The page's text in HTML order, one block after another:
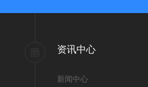
资讯中心
新闻中心